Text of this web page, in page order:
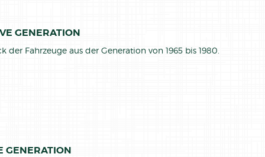
GENERATION
der Fahrzeuge aus der Generation von 1965 bis 1980.
GENERATION